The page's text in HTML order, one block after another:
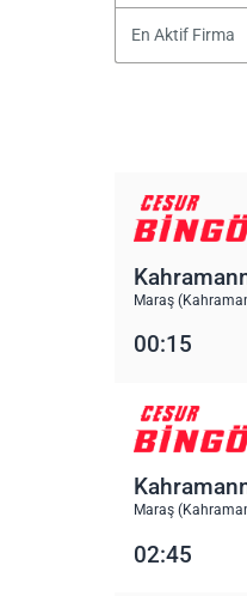
En Aktif Firma
Maraş
00:15
Maraş
02:45